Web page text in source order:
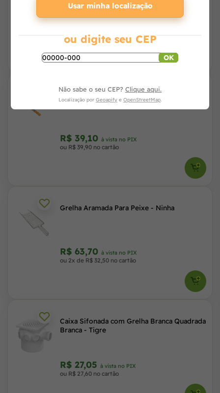
R$ 41,16
ou R$ 42,00 no cartão
Facão para Mato Wenzel Cabo em Madeira
Envernizado
R$ 39,10 à vista no PIX
ou R$ 39,90 no cartão
Grelha Aramada Para Peixe - Ninha
R$ 63,70 à vista no PIX
ou 2x de R$ 32,50 no cartão
Caixa Sifonada com Grelha Branca Quadrada
Branca - Tigre
R$ 27,05 à vista no PIX
ou R$ 27,60 no cartão
Usar minha localização
ou digite seu CEP
OK
Não sabe o seu CEP? Clique aqui.
Localização por Geoapify e OpenStreetMap